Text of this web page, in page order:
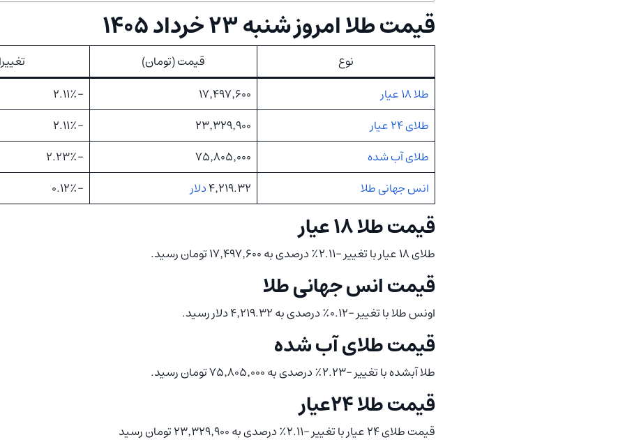
قیمت طلا امروز شنبه ۲۳ خرداد ۱۴۰۵
نوع قیمت (تومان)
تغییرات
طلا ۱۸ عیار
۱۷٬۴۹۷٬۶۰۰
-۲.۱۱٪
طلای ۲۴ عیار
۲۳٬۳۲۹٬۹۰۰
-۲.۱۱٪
طلای آب شده
۷۵٬۸۰۵٬۰۰۰
-۲.۲۳٪
انس جهانی طلا
۴٬۲۱۹.۳۲دلار -۰.۱۲٪
قیمت طلا ۱۸ عیار
طلای ۱۸ عیار با تغییر -۲.۱۱٪ درصدی به ۱۷٬۴۹۷٬۶۰۰ تومان رسید.
قیمت انس جهانی طلا
اونس طلا با تغییر -۰.۱۲٪ درصدی به ۴٬۲۱۹.۳۲ دلار رسید.
قیمت طلای آب شده
طلا آبشده با تغییر -۲.۲۳٪ درصدی به ۷۵٬۸۰۵٬۰۰۰ تومان رسید.
قیمت طلا ۲۴عیار
قیمت طلای ۲۴ عیار با تغییر -۲.۱۱٪ درصدی به ۲۳٬۳۲۹٬۹۰۰ تومان رسید